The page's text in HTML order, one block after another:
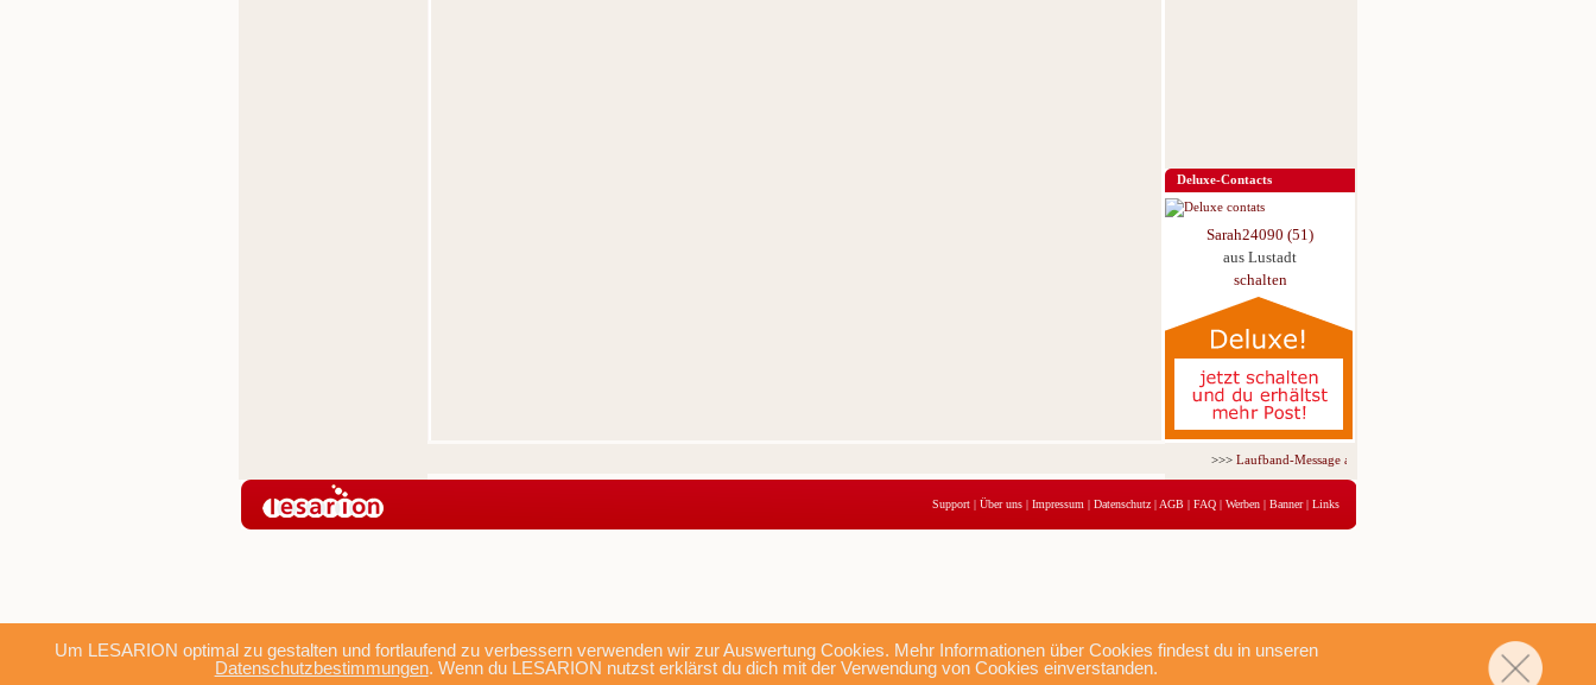
Um LESARION optimal zu gestalten und fortlaufend zu verbessern verwenden wir zur Auswertung Cookies. Mehr Informationen über Cookies findest du in unseren
Datenschutzbestimmungen. Wenn du LESARION nutzst erklärst du dich mit der Verwendung von Cookies einverstanden.
Deluxe-Contacts
Sarah24090 (51)
aus Lustadt
schalten
>>>Laufband-Message ab nur 5,95 € für 3 Tage!
Support | Über uns | Impressum | Datenschutz | AGB | FAQ | Werben | Banner| Links